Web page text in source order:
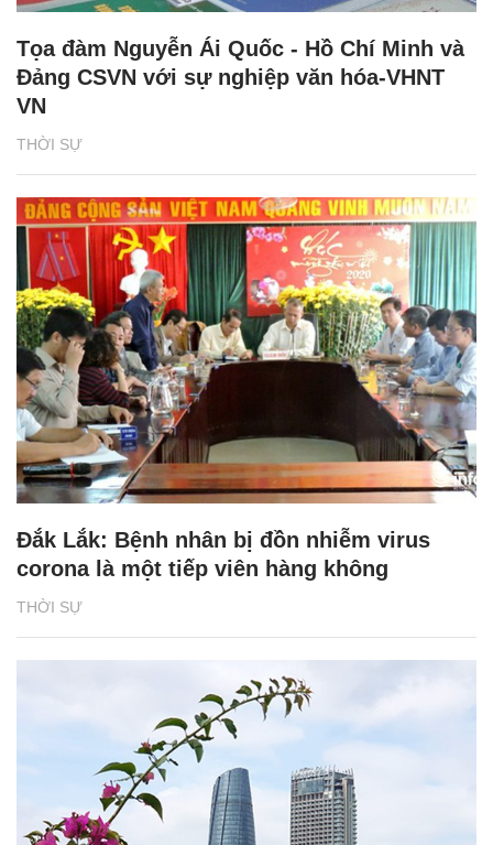
THỜI SỰ
Tọa đàm Nguyễn Ái Quốc - Hồ Chí Minh và
Đảng CSVN với sự nghiệp văn hóa-VHNT
VN
THỜI SỰ
Đắk Lắk: Bệnh nhân bị đồn nhiễm virus
corona là một tiếp viên hàng không